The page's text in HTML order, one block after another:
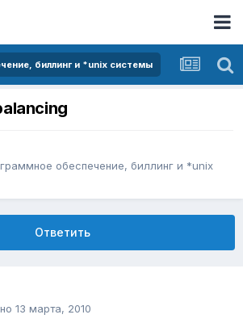
биллинг и *unix системы
обеспечение, биллинг и *unix
Ответить
13 марта, 2010